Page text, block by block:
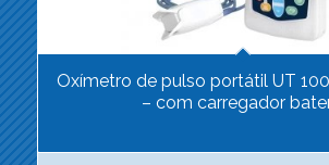
Oxímetro de pulso portátil UT
– com carregador